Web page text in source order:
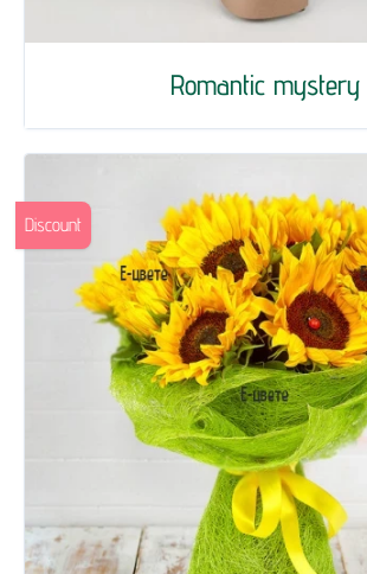
Romantic mystery
Discount